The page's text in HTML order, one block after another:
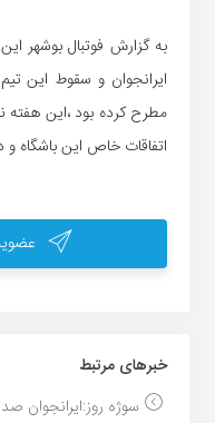
به گزارش فوتبال بوشهر
ایرانجوان و سقوط این
مطرح کرده بود ،این هفته
اتفاقات خاص این باشگاه
خبر‌های مرتبط
سوژه روز:ایرانجوان